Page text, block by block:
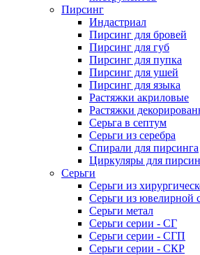
Пирсинг
Индастриал
Пирсинг для бровей
Пирсинг для губ
Пирсинг для пупка
Пирсинг для ушей
Пирсинг для языка
Растяжки акриловые
Растяжки
Серьга в септум
Серьги из серебра
Спирали для пирсинга
Циркуляры для
Серьги
Серьги из
Серьги из ювелирной
Серьги метал
Серьги серии - СГ
Серьги серии - СГП
Серьги серии - СКР